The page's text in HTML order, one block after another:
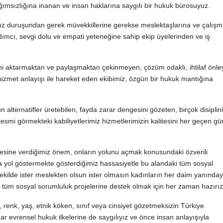
inanan ve insan haklarına saygılı bir hukuk bürosuyuz.
duruşundan gerek müvekkillerine gerekse meslektaşlarına ve
sevgi dolu ve empati yeteneğine sahip ekip üyelerinden ve iş
aktarmaktan ve paylaşmaktan çekinmeyen, çözüm odaklı, ihtilaf
anlayışı ile hareket eden ekibimiz, özgün bir hukuk mantığına
alternatifler üretebilen, fayda zarar dengesini gözeten, birçok
görmekteki kabiliyetlerimiz hizmetlerimizin kalitesini her geçen
verdiğimiz önem, onların yolunu açmak konusundaki özverili
yol göstermekte gösterdiğimiz hassasiyetle bu alandaki tüm sosyal
ister meslekten olsun ister olmasın kadınların her daim
sosyal sorumluluk projelerine destek olmak için her zaman
yaş, etnik köken, sınıf veya cinsiyet gözetmeksizin Türkiye
evrensel hukuk ilkelerine de saygılıyız ve önce insan anlayışıyla